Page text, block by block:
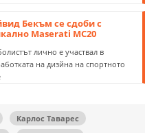
Бекъм се сдоби с
Maserati MC20
лично е участвал в
на дизйна на спортното
Карлос Таварес